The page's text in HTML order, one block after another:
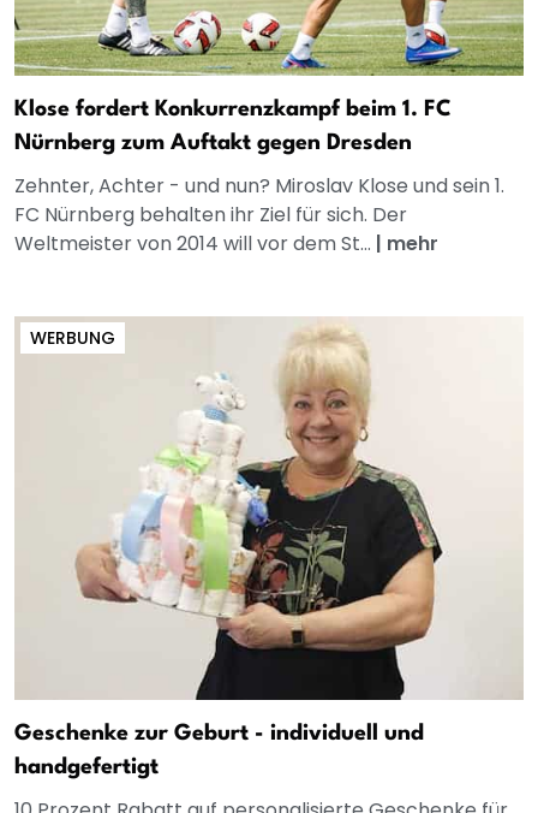
Klose fordert Konkurrenzkampf beim 1. FC
Nürnberg zum Auftakt gegen Dresden
Zehnter, Achter - und nun? Miroslav Klose und sein 1.
FC Nürnberg behalten ihr Ziel für sich. Der
Weltmeister von 2014 will vor dem St... | mehr
WERBUNG
Geschenke zur Geburt - individuell und
handgefertigt